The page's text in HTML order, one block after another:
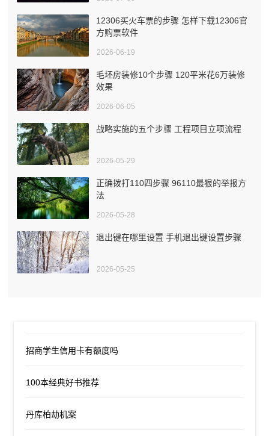
12306买火车票的步骤 怎样下载12306官
方购票软件
2026-06-19
毛坯房装修10个步骤 120平米花6万装修
效果
2026-06-05
战略实施的五个步骤 工程项目立项流程
2026-05-29
正确拨打110四步骤 96110最狠的举报方
法
2026-05-28
退出键在哪里设置 手机退出键设置步骤
2026-05-25
招商学生信用卡有额度吗
100本经典好书推荐
丹库柏劫机案